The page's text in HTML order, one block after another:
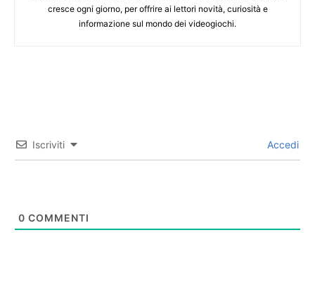
cresce ogni giorno, per offrire ai lettori novità, curiosità e
informazione sul mondo dei videogiochi.
Iscriviti Accedi
0 COMMENTI